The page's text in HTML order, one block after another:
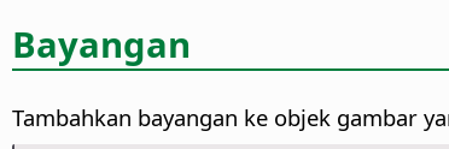
Bayangan
Tambahkan bayangan ke objek gambar